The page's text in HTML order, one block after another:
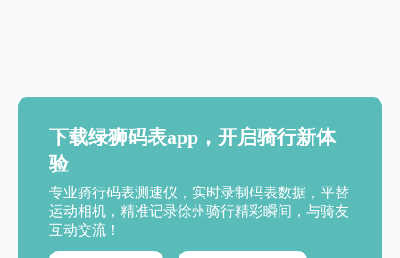
下载绿狮码表app，开启骑行新体
验
专业骑行码表测速仪，实时录制码表数据，平替
运动相机，精准记录徐州骑行精彩瞬间，与骑友
互动交流！